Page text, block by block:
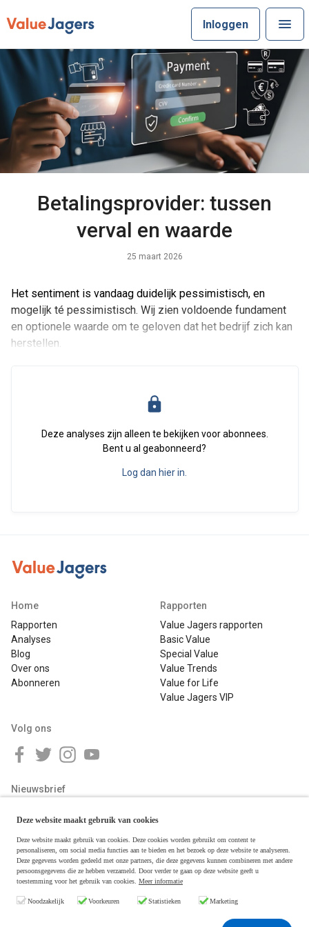
Inloggen
Betalingsprovider: tussen
verval en waarde
25 maart 2026
Het sentiment is vandaag duidelijk pessimistisch, en
mogelijk té pessimistisch. Wij zien voldoende fundament
en optionele waarde om te geloven dat het bedrijf zich kan
herstellen.
Deze analyses zijn alleen te bekijken voor abonnees.
Bent u al geabonneerd?
Log dan hier in.
Home
Rapporten
Analyses
Blog
Over ons
Abonneren
Rapporten
Value Jagers rapporten
Basic Value
Special Value
Value Trends
Value for Life
Value Jagers VIP
Volg ons
Nieuwsbrief
Deze website maakt gebruik van cookies
Deze website maakt gebruik van cookies. Deze cookies worden gebruikt om content te
personaliseren, om social media functies aan te bieden en het bezoek op deze website te analyseren.
Deze gegevens worden gedeeld met onze partners, die deze gegevens kunnen combineren met andere
persoonsgegevens die ze hebben verzameld. Door verder te gaan op deze website geeft u
toestemming voor het gebruik van cookies. Meer informatie
Noodzakelijk Voorkeuren Statistieken Marketing